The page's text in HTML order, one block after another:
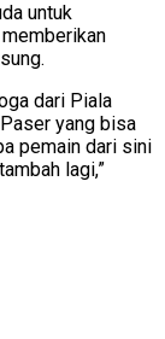
untuk
dari Piala
yang bisa
pemain dari sini
lagi,”